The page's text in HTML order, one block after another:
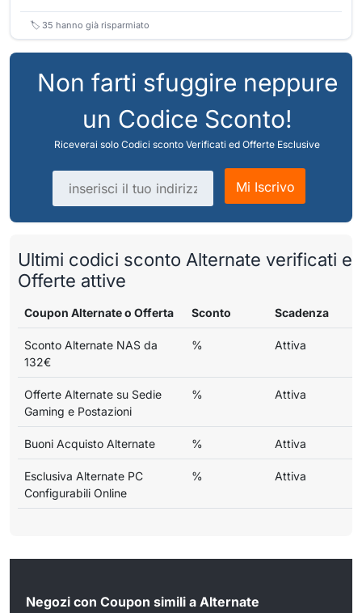
🏷️ 35 hanno già risparmiato
Non farti sfuggire neppure
un Codice Sconto!
Riceverai solo Codici sconto Verificati ed Offerte Esclusive
Indirizzo email
Mi Iscrivo
Ultimi codici sconto Alternate verificati e
Offerte attive
Coupon Alternate o Offerta Sconto Scadenza
Sconto Alternate NAS da
132€
% Attiva
Offerte Alternate su Sedie
Gaming e Postazioni
% Attiva
Buoni Acquisto Alternate % Attiva
Esclusiva Alternate PC
Configurabili Online
% Attiva
Negozi con Coupon simili a Alternate